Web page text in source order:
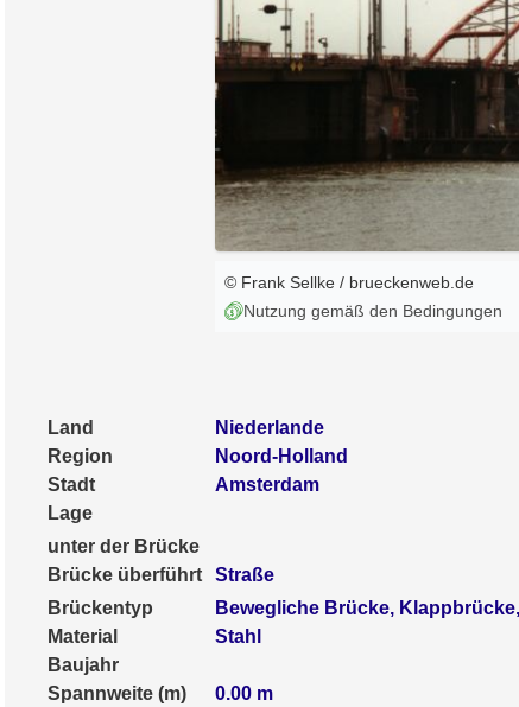
© Frank Sellke / brueckenweb.de
Nutzung gemäß den Bedingungen
Land
Niederlande
Region
Noord-Holland
Stadt
Amsterdam
Lage
unter der Brücke
Brücke überführt
Straße
Brückentyp
Bewegliche Brücke,
Material
Stahl
Baujahr
Spannweite (m)
0.00 m